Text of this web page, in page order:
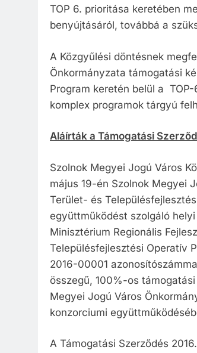
TOP 6. prioritása keretében
benyújtásáról, továbbá a
A Közgyűlési döntésnek
Önkormányzata támogatási
Program keretén belül a
komplex programok tárgyú
Aláírták a Támogatási
Szolnok Megyei Jogú Város
május 19-én Szolnok Megyei
Terület- és
együttműködést szolgáló
Minisztérium Regionális
Településfejlesztési Operatív
2016-00001
összegű, 100%-os
Megyei Jogú Város
konzorciumi
A Támogatási Szerződés